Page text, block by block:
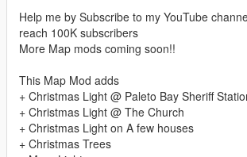
Help me by Subscribe to my YouTube
reach 100K subscribers
More Map mods coming soon!!
This Map Mod adds
+ Christmas Light @ Paleto Bay Sheriff
+ Christmas Light @ The Church
+ Christmas Light on A few houses
+ Christmas Trees